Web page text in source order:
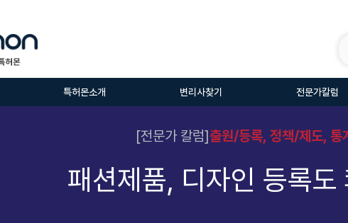
특허몬소개 변리사찾기 전문가칼럼
[전문가 칼럼]출원/등록, 정책/제도, 통
패션제품, 디자인 등록도